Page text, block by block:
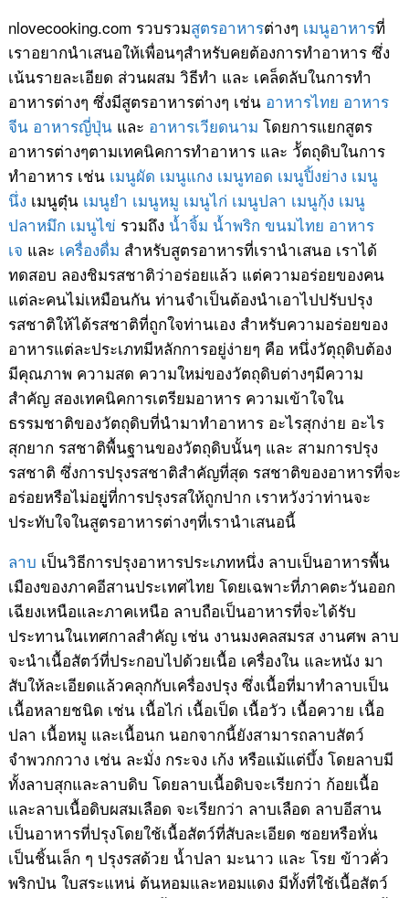
nlovecooking.com รวบรวมสูตรอาหารต่างๆ เมนูอาหารที่
เราอยากนำเสนอให้เพื่อนๆสำหรับคยต้องการทำอาหาร ซึ่ง
เน้นรายละเอียด ส่วนผสม วิธีทำ และ เคล็ดลับในการทำ
อาหารต่างๆ ซึ่งมีสูตรอาหารต่างๆ เช่น อาหารไทย อาหาร
จีน อาหารญี่ปุ่นและ อาหารเวียดนาม โดยการแยกสูตร
อาหารต่างๆตามเทคนิคการทำอาหาร และ วััตถุดิบในการ
ทำอาหาร เช่น เมนูผัด เมนูแกง เมนูทอด เมนูปิ้งย่าง เมนู
นึ่ง เมนูตุ๋น เมนูยำ เมนูหมู เมนูไก่ เมนูปลา เมนูกุ้ง เมนู
ปลาหมึก เมนูไข่ รวมถึง น้ำจิ้ม น้ำพริก ขนมไทย อาหาร
เจ และ เครื่องดื่ม สำหรับสูตรอาหารที่เรานำเสนอ เราได้
ทดสอบ ลองชิมรสชาติว่าอร่อยแล้ว แต่ความอร่อยของคน
แต่ละคนไม่เหมือนกัน ท่านจำเป็นต้องนำเอาไปปรับปรุง
รสชาติให้ได้รสชาติที่ถูกใจท่านเอง สำหรับความอร่อยของ
อาหารแต่ละประเภทมีหลักการอยู่ง่ายๆ คือ หนึ่งวัตุถุดิบต้อง
มีคุณภาพ ความสด ความใหม่ของวัตถุดิบต่างๆมีความ
สำคัญ สองเทคนิคการเตรียมอาหาร ความเข้าใจใน
ธรรมชาติของวัตถุดิบที่นำมาทำอาหาร อะไรสุกง่าย อะไร
สุกยาก รสชาติพื้นฐานของวัตถุดิบนั้นๆ และ สามการปรุง
รสชาติ ซึ่งการปรุงรสชาติสำคัญที่สุด รสชาติของอาหารที่จะ
อร่อยหรือไม่อยูู่ที่การปรุงรสให้ถูกปาก เราหวังว่าท่านจะ
ประทับใจในสูตรอาหารต่างๆที่เรานำเสนอนี้
ลาบ เป็นวิธีการปรุงอาหารประเภทหนึ่ง ลาบเป็นอาหารพื้น
เมืองของภาคอีสานประเทศไทย โดยเฉพาะที่ภาคตะวันออก
เฉียงเหนือและภาคเหนือ ลาบถือเป็นอาหารที่จะได้รับ
ประทานในเทศกาลสำคัญ เช่น งานมงคลสมรส งานศพ ลาบ
จะนำเนื้อสัตว์ที่ประกอบไปด้วยเนื้อ เครื่องใน และหนัง มา
สับให้ละเอียดแล้วคลุกกับเครื่องปรุง ซึ่งเนื้อที่มาทำลาบเป็น
เนื้อหลายชนิด เช่น เนื้อไก่ เนื้อเป็ด เนื้อวัว เนื้อควาย เนื้อ
ปลา เนื้อหมู และเนื้อนก นอกจากนี้ยังสามารถลาบสัตว์
จำพวกกวาง เช่น ละมั่ง กระจง เก้ง หรือแม้แต่บึ้ง โดยลาบมี
ทั้งลาบสุกและลาบดิบ โดยลาบเนื้อดิบจะเรียกว่า ก้อยเนื้อ
และลาบเนื้อดิบผสมเลือด จะเรียกว่า ลาบเลือด ลาบอีสาน
เป็นอาหารที่ปรุงโดยใช้เนื้อสัตว์ที่สับละเอียด ซอยหรือหั่น
เป็นชิ้นเล็ก ๆ ปรุงรสด้วย น้ำปลา มะนาว และ โรย ข้าวคั่ว
พริกป่น ใบสระแหน่ ต้นหอมและหอมแดง มีทั้งที่ใช้เนื้อสัตว์